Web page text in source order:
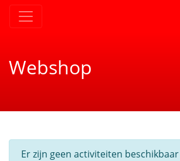
Webshop
Er zijn geen activiteiten